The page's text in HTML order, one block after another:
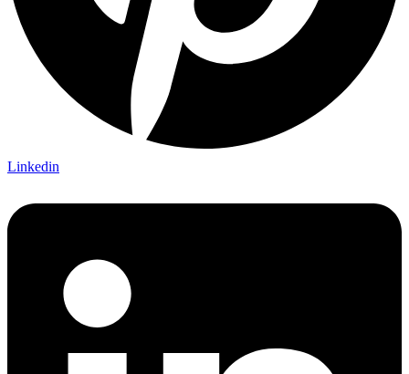
Linkedin